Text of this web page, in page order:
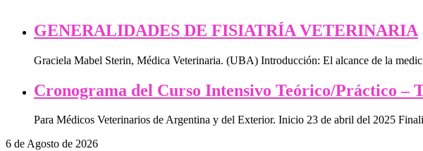
GENERALIDADES DE FISIATRÍA VETERINARIA
Graciela Mabel Sterin, Médica Veterinaria. (UBA) Introducción: El alcance de la
Cronograma del Curso Intensivo Teórico/Práctico –
Para Médicos Veterinarios de Argentina y del Exterior. Inicio 23 de abril del 2025
6 de Agosto de 2026